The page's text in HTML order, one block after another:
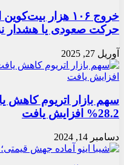
خروج ۱۰۶ هزار
حرکت صعودی یا هشدار
آوریل 27, 2025
سهم بازار اتریوم کاهش
28.2% افزایش یافت
دسامبر 14, 2024